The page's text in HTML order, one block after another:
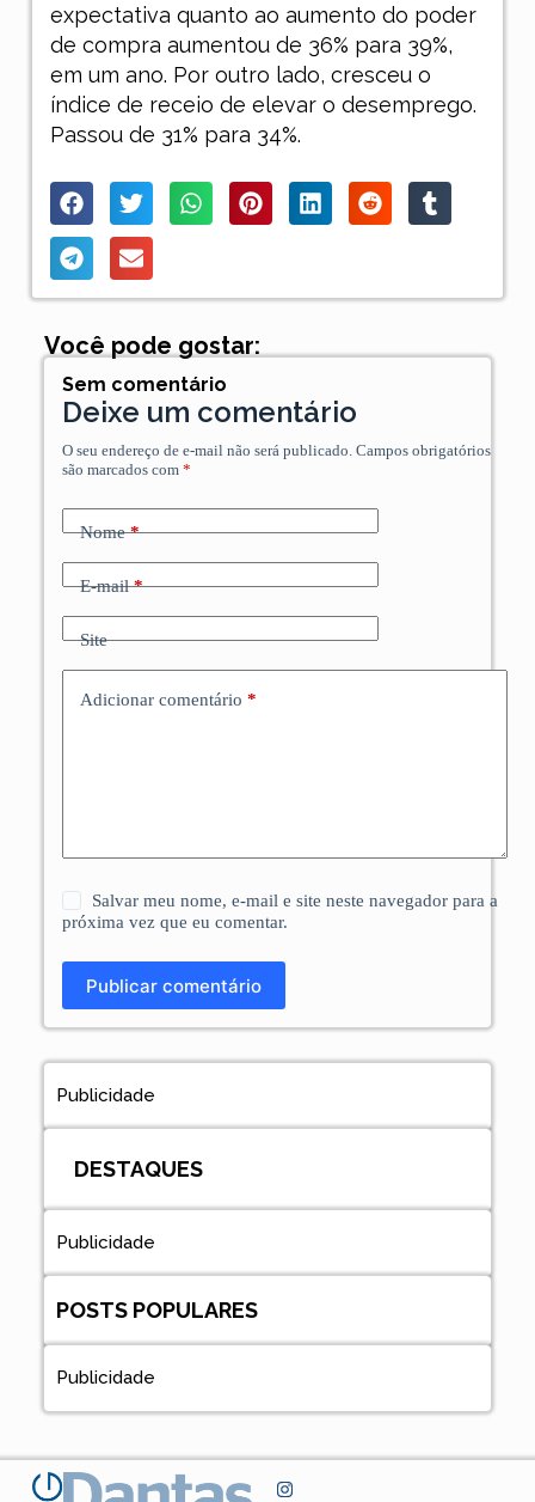
expectativa quanto ao aumento do poder
de compra aumentou de 36% para 39%,
em um ano. Por outro lado, cresceu o
índice de receio de elevar o desemprego.
Passou de 31% para 34%.
Você pode gostar:
Sem comentário
Deixe um comentário
O seu endereço de e-mail não será publicado. Campos obrigatórios
são marcados com *
Nome*
E-mail*
Site
Adicionar comentário *
Salvar meu nome, e-mail e site neste navegador para a
próxima vez que eu comentar.
Publicar comentário
Publicidade
DESTAQUES
Publicidade
POSTS POPULARES
Publicidade